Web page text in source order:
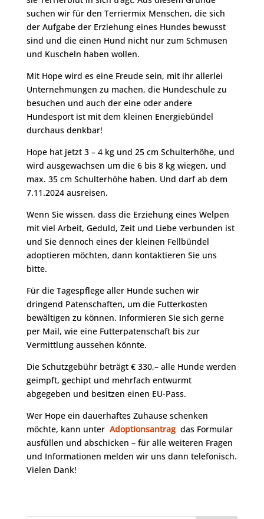
suchen wir für den Terriermix Menschen, die sich
der Aufgabe der Erziehung eines Hundes bewusst
sind und die einen Hund nicht nur zum Schmusen
und Kuscheln haben wollen.
Mit Hope wird es eine Freude sein, mit ihr allerlei
Unternehmungen zu machen, die Hundeschule zu
besuchen und auch der eine oder andere
Hundesport ist mit dem kleinen Energiebündel
durchaus denkbar!
Hope hat jetzt 3 – 4 kg und 25 cm Schulterhöhe, und
wird ausgewachsen um die 6 bis 8 kg wiegen, und
max. 35 cm Schulterhöhe haben. Und darf ab dem
7.11.2024 ausreisen.
Wenn Sie wissen, dass die Erziehung eines Welpen
mit viel Arbeit, Geduld, Zeit und Liebe verbunden ist
und Sie dennoch eines der kleinen Fellbündel
adoptieren möchten, dann kontaktieren Sie uns
bitte.
Für die Tagespflege aller Hunde suchen wir
dringend Patenschaften, um die Futterkosten
bewältigen zu können. Informieren Sie sich gerne
per Mail, wie eine Futterpatenschaft bis zur
Vermittlung aussehen könnte.
Die Schutzgebühr beträgt € 330,– alle Hunde werden
geimpft, gechipt und mehrfach entwurmt
abgegeben und besitzen einen EU-Pass.
Wer Hope ein dauerhaftes Zuhause schenken
möchte, kann unter Adoptionsantragdas Formular
ausfüllen und abschicken – für alle weiteren Fragen
und Informationen melden wir uns dann telefonisch.
Vielen Dank!